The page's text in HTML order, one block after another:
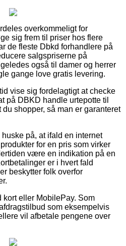
overkommeligt for
sig frem til priser hos flere
de fleste Dbkd forhandlere på
salgspriserne på
også til damer og herrer
gange love gratis levering.
vise sig fordelagtigt at checke
på DBKD handle urtepotte til
shopper, så man er garanteret
på, at ifald en internet
for en pris som virker
være en indikation på en
er i hvert fald
beskytter folk overfor
eller MobilePay. Som
som eksempelvis
vil afbetale pengene over